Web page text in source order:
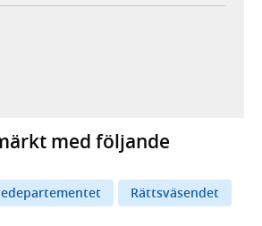
i ny flik, extern webbplats,
flik, extern webbplats,
i ny flik, extern webbplats,
din e-postklient,
med följande
Rättsväsendet